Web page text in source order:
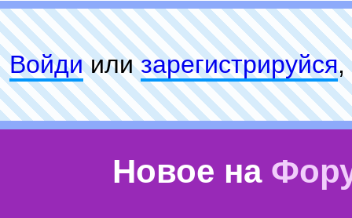
Войдиилизарeгиcтpируйся,
Новое на